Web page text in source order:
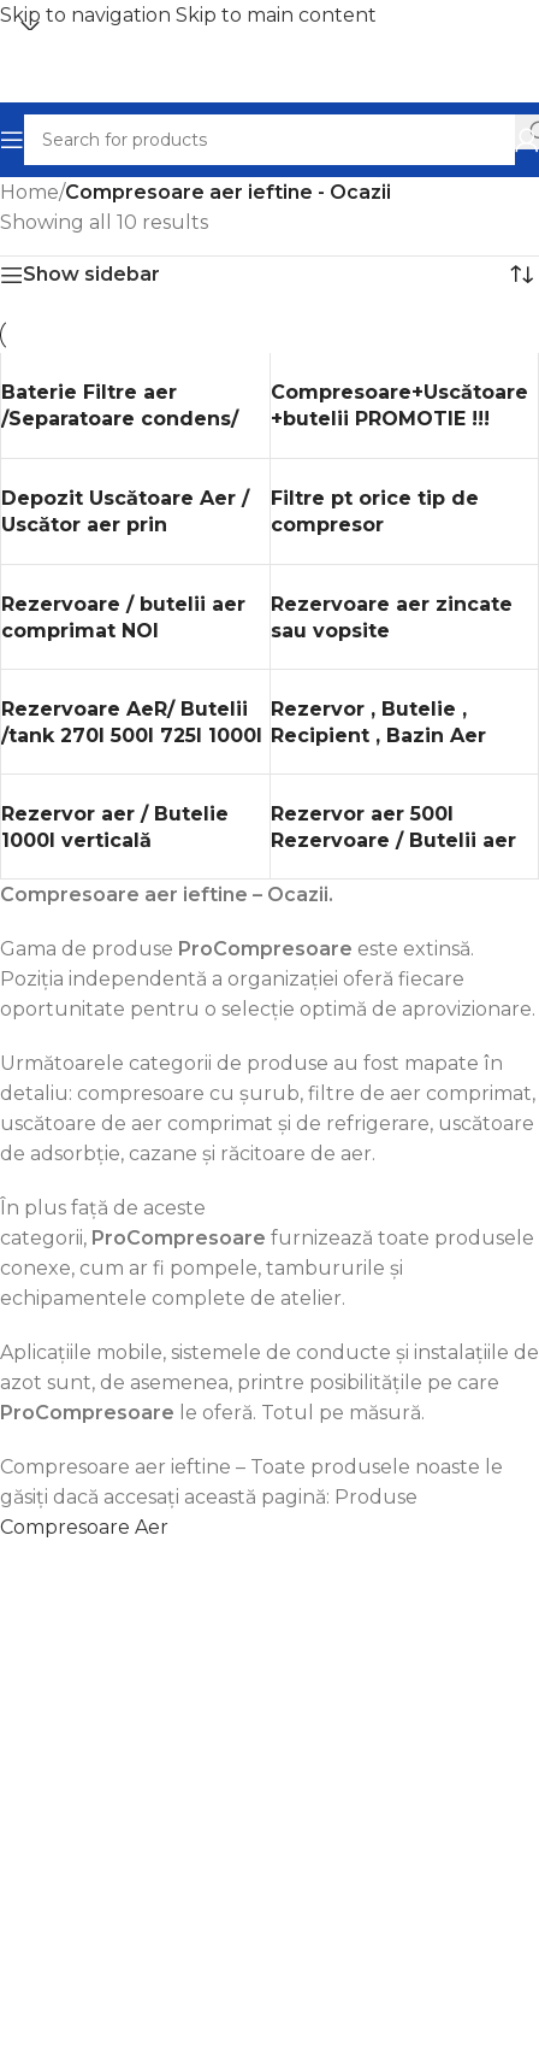
Skip to navigation Skip to main content
Home/Compresoare aer ieftine - Ocazii
Showing all 10 results
Show sidebar
Baterie Filtre aer
/Separatoare condens/
Compresoare+Uscătoare
+butelii PROMOTIE !!!
Depozit Uscătoare Aer /
Uscător aer prin
Filtre pt orice tip de
compresor
Rezervoare / butelii aer
comprimat NOI
Rezervoare aer zincate
sau vopsite
Rezervoare AeR/ Butelii
/tank 270l 500l 725l 1000l
Rezervor , Butelie ,
Recipient , Bazin Aer
Rezervor aer / Butelie
1000l verticală
Rezervor aer 500l
Rezervoare / Butelii aer
Compresoare aer ieftine – Ocazii.
Gama de produse ProCompresoare este extinsă.
Poziția independentă a organizației oferă fiecare
oportunitate pentru o selecție optimă de aprovizionare.
Următoarele categorii de produse au fost mapate în
detaliu: compresoare cu șurub, filtre de aer comprimat,
uscătoare de aer comprimat și de refrigerare, uscătoare
de adsorbție, cazane și răcitoare de aer.
În plus față de aceste
categorii, ProCompresoare furnizează toate produsele
conexe, cum ar fi pompele, tambururile și
echipamentele complete de atelier.
Aplicațiile mobile, sistemele de conducte și instalațiile de
azot sunt, de asemenea, printre posibilitățile pe care
ProCompresoare le oferă. Totul pe măsură.
Compresoare aer ieftine – Toate produsele noaste le
găsiți dacă accesați această pagină: Produse
Compresoare Aer